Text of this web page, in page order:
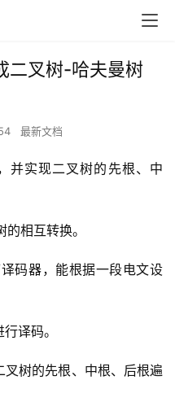
二叉树-哈夫曼树
最新文档
并实现二叉树的先根、中
相互转换。
码器，能根据一段电文设
译码。
树的先根、中根、后根遍